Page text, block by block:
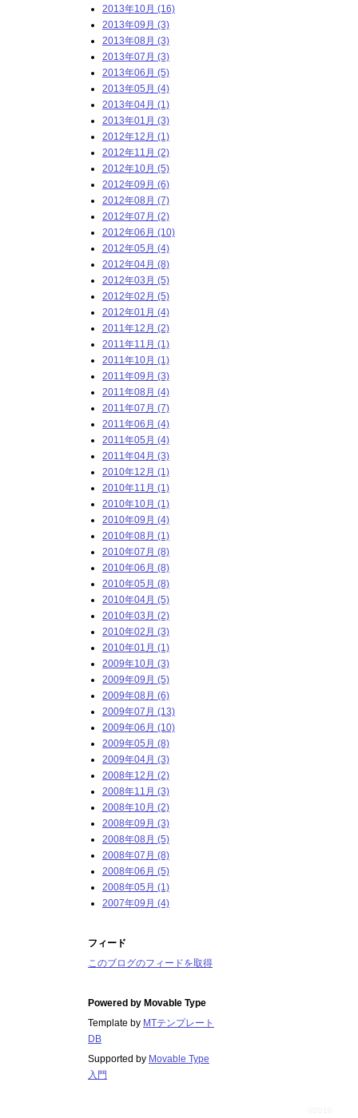
2013年10月 (16)
2013年09月 (3)
2013年08月 (3)
2013年07月 (3)
2013年06月 (5)
2013年05月 (4)
2013年04月 (1)
2013年01月 (3)
2012年12月 (1)
2012年11月 (2)
2012年10月 (5)
2012年09月 (6)
2012年08月 (7)
2012年07月 (2)
2012年06月 (10)
2012年05月 (4)
2012年04月 (8)
2012年03月 (5)
2012年02月 (5)
2012年01月 (4)
2011年12月 (2)
2011年11月 (1)
2011年10月 (1)
2011年09月 (3)
2011年08月 (4)
2011年07月 (7)
2011年06月 (4)
2011年05月 (4)
2011年04月 (3)
2010年12月 (1)
2010年11月 (1)
2010年10月 (1)
2010年09月 (4)
2010年08月 (1)
2010年07月 (8)
2010年06月 (8)
2010年05月 (8)
2010年04月 (5)
2010年03月 (2)
2010年02月 (3)
2010年01月 (1)
2009年10月 (3)
2009年09月 (5)
2009年08月 (6)
2009年07月 (13)
2009年06月 (10)
2009年05月 (8)
2009年04月 (3)
2008年12月 (2)
2008年11月 (3)
2008年10月 (2)
2008年09月 (3)
2008年08月 (5)
2008年07月 (8)
2008年06月 (5)
2008年05月 (1)
2007年09月 (4)
フィード
このブログのフィードを取得
Powered by Movable Type
Template by MTテンプレート
DB
Supported by Movable Type
入門